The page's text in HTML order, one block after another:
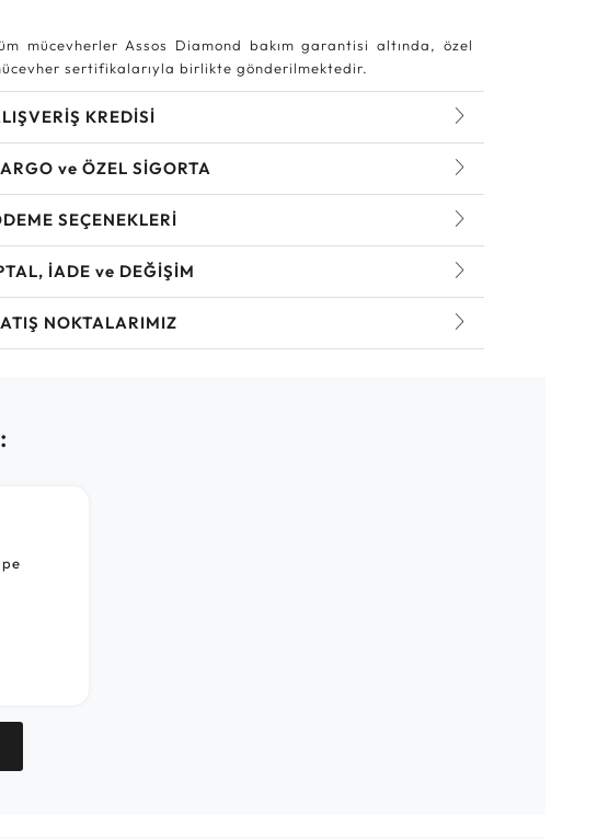
mücevherler Assos Diamond bakım garantisi altında, özel
sertifikalarıyla birlikte gönderilmektedir.
KREDİSİ
ve ÖZEL SİGORTA
SEÇENEKLERİ
İADE ve DEĞİŞİM
NOKTALARIMIZ